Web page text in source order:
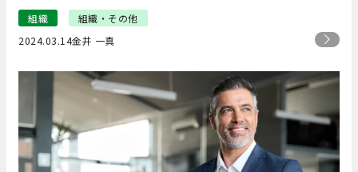
組織
組織・その他
2024.03.14金井 一真